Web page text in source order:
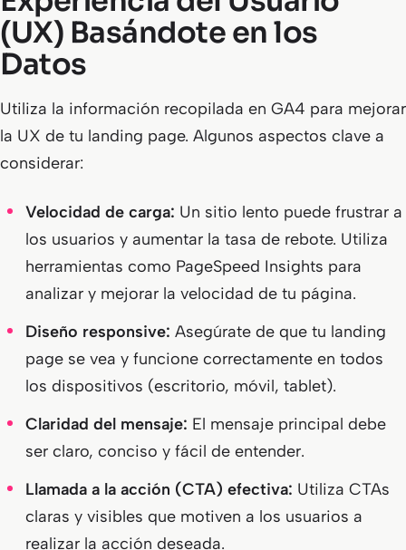
(UX) Basándote en los
Datos
Utiliza la información recopilada en GA4 para mejorar
la UX de tu landing page. Algunos aspectos clave a
considerar:
Velocidad de carga: Un sitio lento puede frustrar a
los usuarios y aumentar la tasa de rebote. Utiliza
herramientas como PageSpeed Insights para
analizar y mejorar la velocidad de tu página.
Diseño responsive: Asegúrate de que tu landing
page se vea y funcione correctamente en todos
los dispositivos (escritorio, móvil, tablet).
Claridad del mensaje: El mensaje principal debe
ser claro, conciso y fácil de entender.
Llamada a la acción (CTA) efectiva: Utiliza CTAs
claras y visibles que motiven a los usuarios a
realizar la acción deseada.